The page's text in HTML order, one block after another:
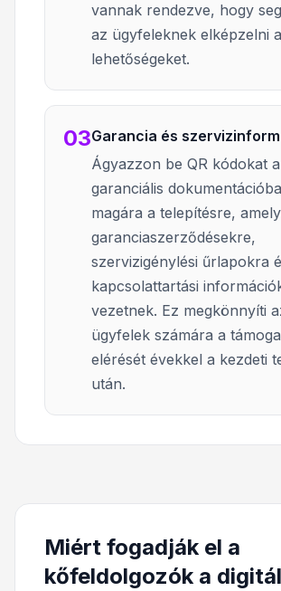
vannak rendezve, hogy
az ügyfeleknek elképzelni a
lehetőségeket.
03Garancia és
Ágyazzon be QR kódokat a
garanciális
magára a telepítésre,
garanciaszerződésekre,
szervizigénylési űrlapokra
kapcsolattartási
vezetnek. Ez megkönnyíti
ügyfelek számára a
elérését évekkel a kezdeti
után.
Miért fogadják el a
kőfeldolgozók a